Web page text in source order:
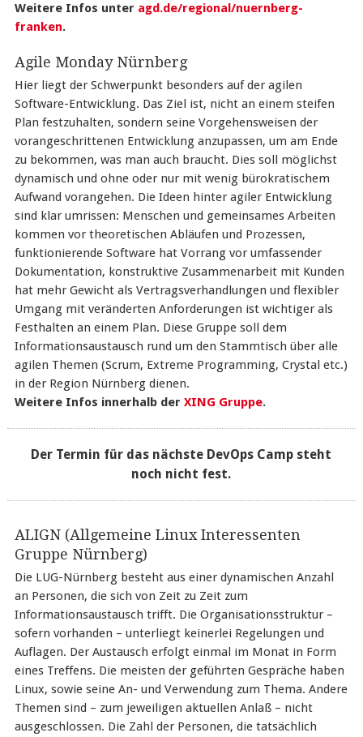
Weitere Infos unter agd.de/regional/nuernberg-
franken.
Agile Monday Nürnberg
Hier liegt der Schwerpunkt besonders auf der agilen
Software-Entwicklung. Das Ziel ist, nicht an einem steifen
Plan festzuhalten, sondern seine Vorgehensweisen der
vorangeschrittenen Entwicklung anzupassen, um am Ende
zu bekommen, was man auch braucht. Dies soll möglichst
dynamisch und ohne oder nur mit wenig bürokratischem
Aufwand vorangehen. Die Ideen hinter agiler Entwicklung
sind klar umrissen: Menschen und gemeinsames Arbeiten
kommen vor theoretischen Abläufen und Prozessen,
funktionierende Software hat Vorrang vor umfassender
Dokumentation, konstruktive Zusammenarbeit mit Kunden
hat mehr Gewicht als Vertragsverhandlungen und flexibler
Umgang mit veränderten Anforderungen ist wichtiger als
Festhalten an einem Plan. Diese Gruppe soll dem
Informationsaustausch rund um den Stammtisch über alle
agilen Themen (Scrum, Extreme Programming, Crystal etc.)
in der Region Nürnberg dienen.
Weitere Infos innerhalb der XING Gruppe.
Der Termin für das nächste DevOps Camp steht
noch nicht fest.
ALIGN (Allgemeine Linux Interessenten
Gruppe Nürnberg)
Die LUG-Nürnberg besteht aus einer dynamischen Anzahl
an Personen, die sich von Zeit zu Zeit zum
Informationsaustausch trifft. Die Organisationsstruktur –
sofern vorhanden – unterliegt keinerlei Regelungen und
Auflagen. Der Austausch erfolgt einmal im Monat in Form
eines Treffens. Die meisten der geführten Gespräche haben
Linux, sowie seine An- und Verwendung zum Thema. Andere
Themen sind – zum jeweiligen aktuellen Anlaß – nicht
ausgeschlossen. Die Zahl der Personen, die tatsächlich